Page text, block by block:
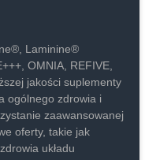
Laminine®
OMNIA, REFIVE,
jakości suplementy
ogólnego zdrowia i
zaawansowanej
oferty, takie jak
układu